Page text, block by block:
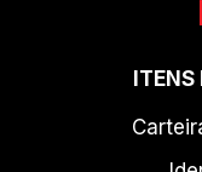
ITENS